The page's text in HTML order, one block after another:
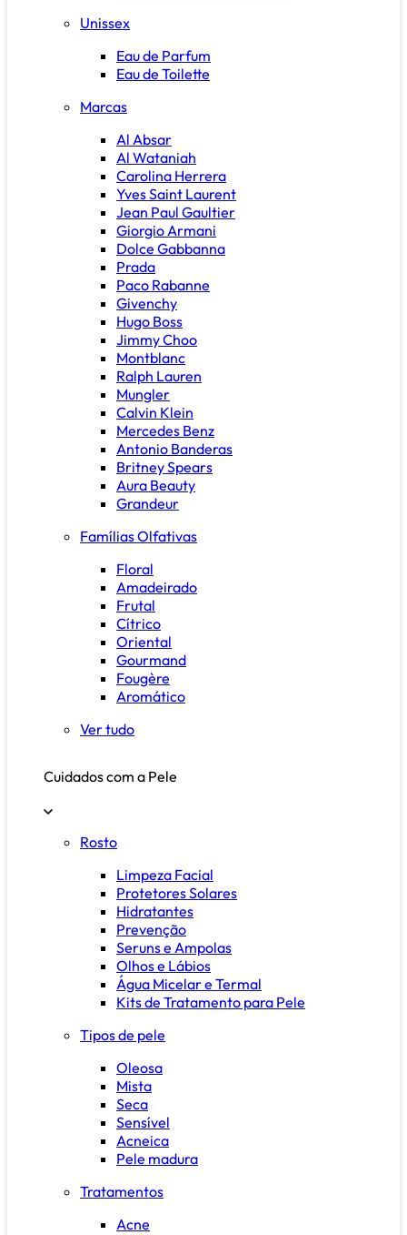
Unissex
Eau de Parfum
Eau de Toilette
Marcas
Al Absar
Al Wataniah
Carolina Herrera
Yves Saint Laurent
Jean Paul Gaultier
Giorgio Armani
Dolce Gabbanna
Prada
Paco Rabanne
Givenchy
Hugo Boss
Jimmy Choo
Montblanc
Ralph Lauren
Mungler
Calvin Klein
Mercedes Benz
Antonio Banderas
Britney Spears
Aura Beauty
Grandeur
Famílias Olfativas
Floral
Amadeirado
Frutal
Cítrico
Oriental
Gourmand
Fougère
Aromático
Ver tudo
Cuidados com a Pele
Rosto
Limpeza Facial
Protetores Solares
Hidratantes
Prevenção
Seruns e Ampolas
Olhos e Lábios
Água Micelar e Termal
Kits de Tratamento para Pele
Tipos de pele
Oleosa
Mista
Seca
Sensível
Acneica
Pele madura
Tratamentos
Acne